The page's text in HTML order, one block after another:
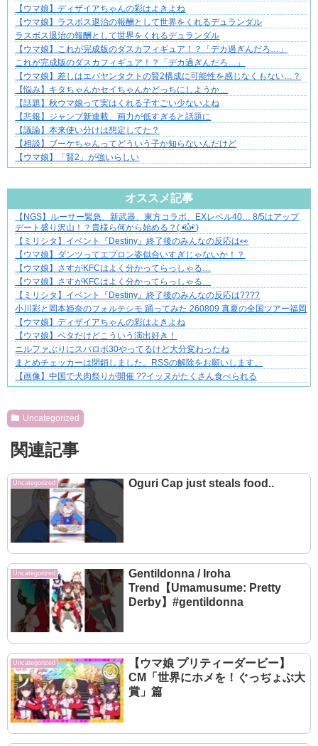
【ウマ娘】ディザイアちゃんの彩はよきよね
【ウマ娘】ラスボス退治の報酬として世界をくれるデュランダル
ラスボス退治の報酬として世界をくれるデュランダル
【ウマ娘】これが完成版のダスカフィギュア！？「デカ過ぎんだろ…」
これが完成版のダスカフィギュア！？「デカ過ぎんだろ…」
【ウマ娘】差しはエバヤンタクトの賢2構成に可能性を感じなくもない…？
【悩み】キタちゃんかセイちゃんかどっちにしようか…
【話題】秋ウマ娘って実はくれる子すごい少ないよね
【悲報】ジャンプ新連載、画力が低すぎると話題に
【議論】本来使い分けは想定してた？
【相談】ブーケちゃんってどういう子か知らないんだけど
【ウマ娘】「賢2」が強いらしい
オススメ記事
結婚生活の「当たり前」が壊れる瞬間
【NGS】ルーサー緊急、新武器、東方コラボ、EXレベル40… 8/5はアップ
デート盛り沢山！？貴様ら何から始める？( •᷄ὤ•᷅ )
【ミリシタ】イベント『Destiny』終了後のみんなの反応は👀
【ウマ娘】ダンツってエプロン姿似合いすぎじゃないか！？
【ウマ娘】さすがKFCはよく分かってらっしゃる…
【ウマ娘】さすがKFCはよく分かってらっしゃる…
【ミリシタ】イベント『Destiny』終了後のみんなの反応は????
小川彩と岡本姫奈のフォルテシモ 踊ってみた 260809 真夏の全国ツアー福岡
【ウマ娘】ディザイアちゃんの彩はよきよね
【ウマ娘】ベタだけどこういう演出好き！
ニルファぶりにスパロボ30やってるけど大分変わったね
まとめチェッカーは閉鎖しました。RSSの解除をお願いします。
【画像】中国で犬肉祭りが開催 ??イッヌがたくさん食べられる
Uncategorized
関連記事
Uncategorized Oguri Cap just steals food..
Uncategorized
Gentildonna / Iroha
Trend【Umamusume: Pretty
Derby】#gentildonna
Uncategorized
【ウマ娘 プリティーダービー】
CM「世界にホメを！ぐっぢょぶ大
賞」篇